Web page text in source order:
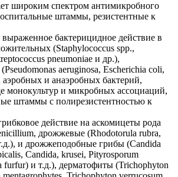
широким спектром антимикробного
штаммы, резистентные к
выраженное бактерицидное действие в
(Staphylococcus spp.,
pneumoniae и др.),
aeruginosa, Escherichia coli,
и анаэробных бактерий,
монокультур и микробных ассоциаций,
штаммы с полирезистентностью к
действие на аскомицеты рода
дрожжевые (Rhodotorula rubra,
и дрожжеподобные грибы (Candida
Candida, krusei, Pityrosporum
furfur) и т.д.), дерматофиты (Trichophyton